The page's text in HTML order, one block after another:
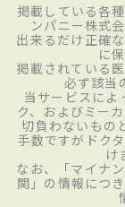
掲載している各
ンパニー株式
出来るだけ正確
に
掲載されている
必ず該当
当サービスによ
ク、およびミー
切負わないもの
手数ですがドク
け
なお、「マイナ
関」の情報につ